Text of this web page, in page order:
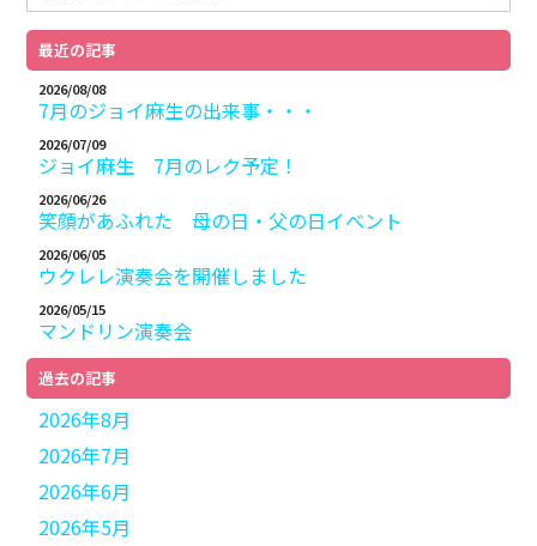
最近の記事
2026/08/08
7月のジョイ麻生の出来事・・・
2026/07/09
ジョイ麻生 7月のレク予定！
2026/06/26
笑顔があふれた 母の日・父の日イベント
2026/06/05
ウクレレ演奏会を開催しました
2026/05/15
マンドリン演奏会
過去の記事
2026年8月
2026年7月
2026年6月
2026年5月